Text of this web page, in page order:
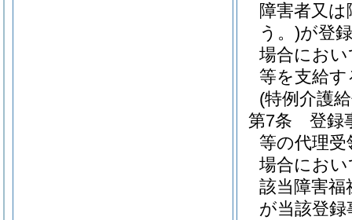
障害者又
う。)が登
場合にお
等を支給
(特例介護
第7条
登録
等の代理
場合にお
該当障害
が当該登